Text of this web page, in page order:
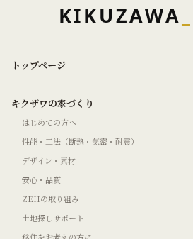
KIKUZAWA
トップページ
キクザワの家づくり
はじめての方へ
性能・工法（断熱・気密・耐震）
デザイン・素材
安心・品質
ZEHの取り組み
土地探しサポート